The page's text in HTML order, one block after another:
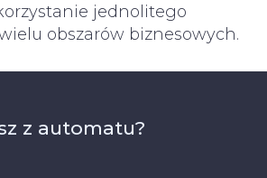
jednolitego
obszarów biznesowych.
z automatu?